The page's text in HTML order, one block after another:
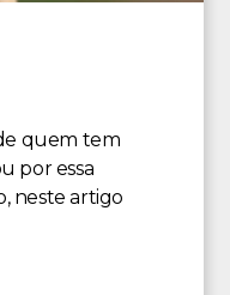
quem tem
por essa
neste artigo